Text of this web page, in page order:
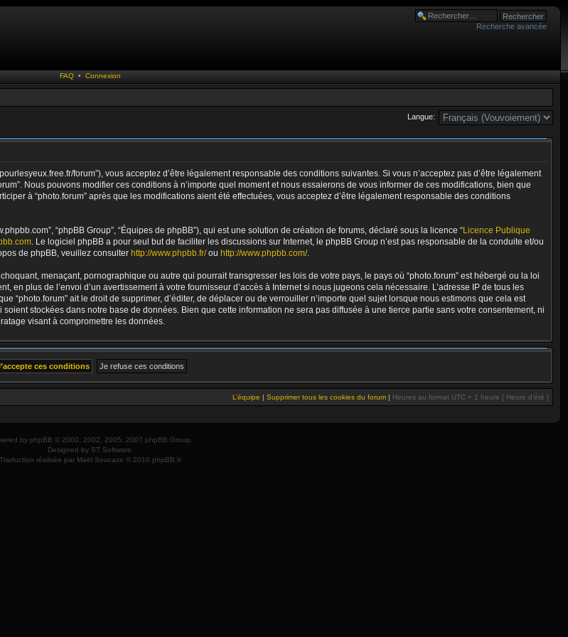
Recherche avancée
FAQ • Connexion
Langue:
forum”), vous acceptez d’être légalement responsable des conditions suivantes. Si vous n’acceptez pas d’être légalement
Nous pouvons modifier ces conditions à n’importe quel moment et nous essaierons de vous informer de ces modifications, bien que
à “photo.forum” après que les modifications aient été effectuées, vous acceptez d’être légalement responsable des conditions
“phpBB Group”, “Équipes de phpBB”), qui est une solution de création de forums, déclaré sous la licence “Licence Publique
. Le logiciel phpBB a pour seul but de faciliter les discussions sur Internet, le phpBB Group n’est pas responsable de la conduite et/ou
de phpBB, veuillez consulter http://www.phpbb.fr/ou http://www.phpbb.com/.
menaçant, pornographique ou autre qui pourrait transgresser les lois de votre pays, le pays où “photo.forum” est hébergé ou la loi
plus de l’envoi d’un avertissement à votre fournisseur d’accès à Internet si nous jugeons cela nécessaire. L’adresse IP de tous les
“photo.forum” ait le droit de supprimer, d’éditer, de déplacer ou de verrouiller n’importe quel sujet lorsque nous estimons que cela est
stockées dans notre base de données. Bien que cette information ne sera pas diffusée à une tierce partie sans votre consentement, ni
visant à compromettre les données.
L’équipe | Supprimer tous les cookies du forum | Heures au format UTC + 1 heure [ Heure d’été ]
by phpBB © 2000, 2002, 2005, 2007 phpBB Group.
Designed by ST Software
Traduction réalisée par Maël Soucaze © 2010 phpBB.fr